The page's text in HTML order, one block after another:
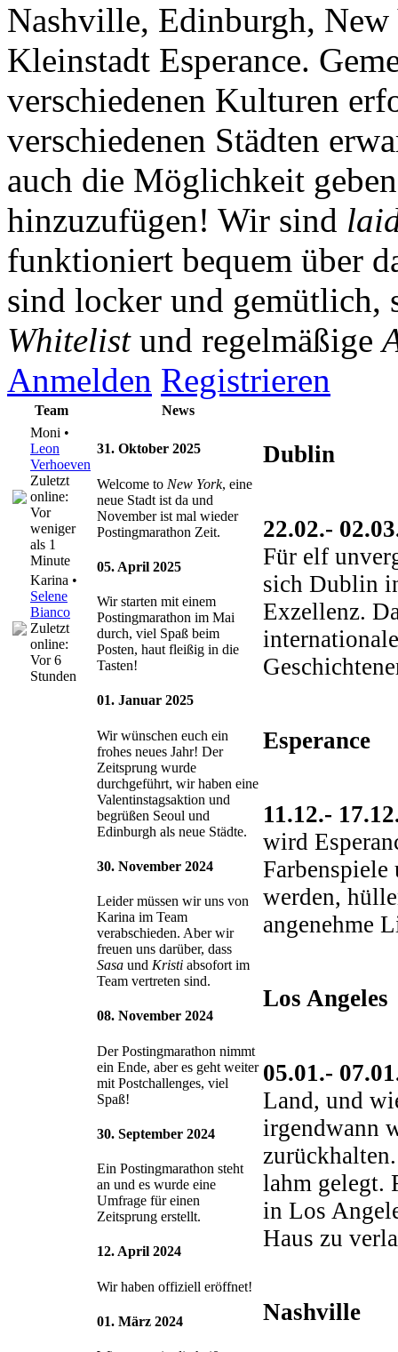
Nashville, Edinburgh,
Kleinstadt Esperance.
verschiedenen Kulturen
verschiedenen Städten
auch die Möglichkeit
hinzuzufügen! Wir sind
funktioniert bequem über
sind locker und gemütlich,
Whitelistund regelmäßige
Anmelden Registrieren
Team
News
Moni •
Leon
Verhoeven
Zuletzt
online:
Vor
weniger
als 1
Minute
Karina •
Selene
Bianco
Zuletzt
online:
Vor 6
Stunden
31. Oktober 2025
Welcome to New York, eine
neue Stadt ist da und
November ist mal wieder
Postingmarathon Zeit.
05. April 2025
Wir starten mit einem
Postingmarathon im Mai
durch, viel Spaß beim
Posten, haut fleißig in die
Tasten!
01. Januar 2025
Wir wünschen euch ein
frohes neues Jahr! Der
Zeitsprung wurde
durchgeführt, wir haben eine
Valentinstagsaktion und
begrüßen Seoul und
Edinburgh als neue Städte.
30. November 2024
Leider müssen wir uns von
Karina im Team
verabschieden. Aber wir
freuen uns darüber, dass
Sasa und Kristi absofort im
Team vertreten sind.
08. November 2024
Der Postingmarathon nimmt
ein Ende, aber es geht weiter
mit Postchallenges, viel
Spaß!
30. September 2024
Ein Postingmarathon steht
an und es wurde eine
Umfrage für einen
Zeitsprung erstellt.
12. April 2024
Wir haben offiziell eröffnet!
01. März 2024
Dublin
22.02.-
Für elf
sich Dublin
Exzellenz.
Esperance
11.12.-
wird
Farbenspiele
werden,
angenehme
Los Angeles
05.01.-
Land, und
irgendwann
lahm gelegt.
in Los
Haus zu
Nashville